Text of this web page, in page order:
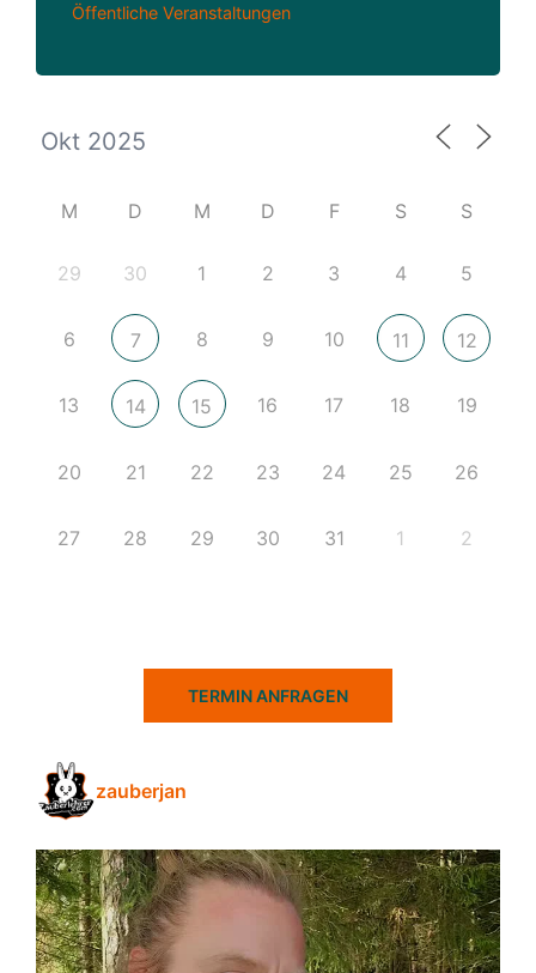
Öffentliche Veranstaltungen
M D M D F S S
29 30 1 2 3 4 5
6 7 8 9 10 11 12
13 14 15 16 17 18 19
20 21 22 23 24 25 26
27 28 29 30 31 1 2
TERMIN ANFRAGEN
zauberjan